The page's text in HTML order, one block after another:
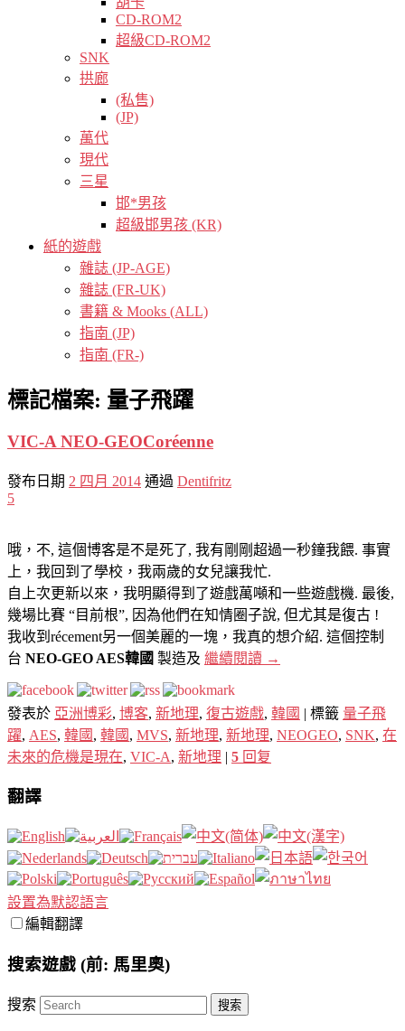
CD-ROM2
超級CD-ROM2
SNK
拱廊
(私售)
(JP)
萬代
現代
三星
邯*男孩
超級邯男孩 (KR)
紙的遊戲
雜誌 (JP-AGE)
雜誌 (FR-UK)
書籍 & Mooks (ALL)
指南 (JP)
指南 (FR-)
標記檔案: 量子飛躍
VIC-A NEO-GEOCoréenne
發布日期 2 四月 2014 通過 Dentifritz
5
哦，不, 這個博客是不是死了, 我有剛剛超過一秒鐘我餵. 事實
上，我回到了學校，我兩歲的女兒讓我忙.
自上次更新以來，我明顯得到了遊戲萬噸和一些遊戲機. 最後,
幾場比賽 “目前根”, 因為他們在知情圈子說, 但尤其是復古 !
我收到récement另一個美麗的一塊，我真的想介紹. 這個控制
台 NEO-GEO AES韓國 製造及 繼續閱讀 →
發表於 亞洲博彩, 博客, 新地理, 復古遊戲, 韓國 | 標籤 量子飛
躍, AES, 韓國 , 韓國 , MVS, 新地理, 新地理, NEOGEO, SNK, 在
未來的危機是現在, VIC-A, 新地理 | 5 回复
翻譯
設置為默認語言
編輯翻譯
搜索遊戲 (前: 馬里奧)
搜索